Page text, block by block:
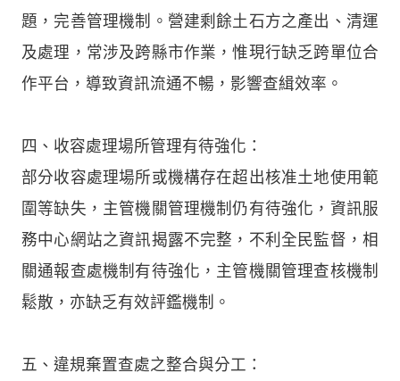
題，完善管理機制。營建剩餘土石方之產出、清運
及處理，常涉及跨縣市作業，惟現行缺乏跨單位合
作平台，導致資訊流通不暢，影響查緝效率。
四、收容處理場所管理有待強化：
部分收容處理場所或機構存在超出核准土地使用範
圍等缺失，主管機關管理機制仍有待強化，資訊服
務中心網站之資訊揭露不完整，不利全民監督，相
關通報查處機制有待強化，主管機關管理查核機制
鬆散，亦缺乏有效評鑑機制。
五、違規棄置查處之整合與分工：